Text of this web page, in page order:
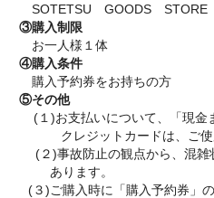
SOTETSU GOODS STORE
③購入制限
お一人様１体
④購入条件
購入予約券をお持ちの方
⑤その他
(１)お支払いについて、「現金ま
クレジットカードは、ご使
(２)事故防止の観点から、混
あります。
(３)ご購入時に「購入予約券」